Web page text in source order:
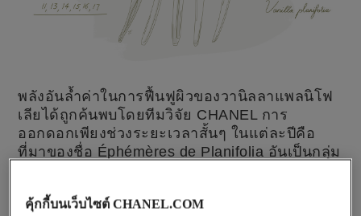
พลังอันล้ำค่าในการฟื้นฟูผิวของวานิลลาแพลนิโฟ
เลียได้ถูกค้นพบโดยทีมวิจัย CHANEL การ
ออกดอกเพียงช่วงระยะเวลาสั้นๆ ในแต่ละปีคือ
ที่มาของชื่อ Éphémères de Planifolia อันเป็นกลุ่ม
สำคัญ' ของผิวทำงาน และทำให้เอ็นไซม์เหล่านี้
คุ้กกี้บนเว็บไซต์ CHANEL.COM